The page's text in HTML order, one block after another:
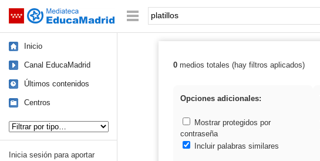
Saltar navegación Palabra o frase:
Inicio
Canal EducaMadrid
Últimos contenidos
Centros
Inicia sesión para aportar
Resultados de: platillos
0medios totales (hay filtros aplicados)
Opciones adicionales:
Mostrar protegidos por
contraseña
Incluir palabras similares